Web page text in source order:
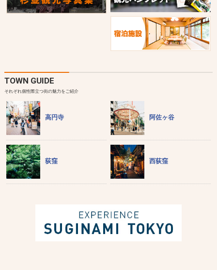
TOWN GUIDE
それぞれ個性際立つ街の魅力をご紹介
高円寺 阿佐ヶ谷
荻窪 西荻窪